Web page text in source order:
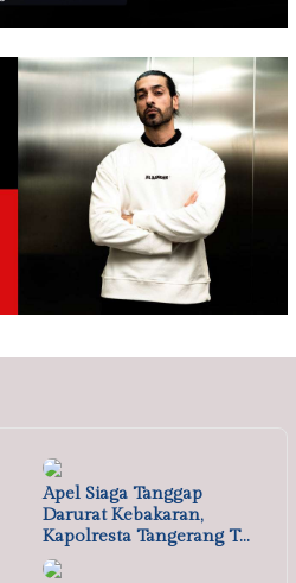
Apel Siaga Tanggap
Darurat Kebakaran,
Kapolresta Tangerang T…